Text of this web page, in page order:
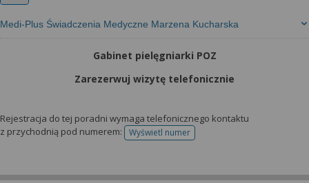
Medi-Plus Świadczenia Medyczne Marzena Kucharska
Gabinet pielęgniarki POZ
Zarezerwuj wizytę telefonicznie
Rejestracja do tej poradni wymaga telefonicznego kontaktu
z przychodnią pod numerem:
Wyświetl numertelefonu do rejestracji